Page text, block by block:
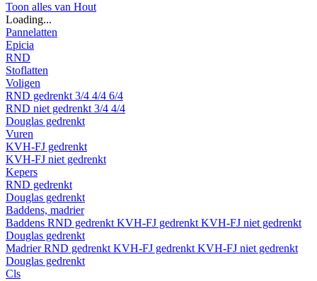
Toon alles van Hout
Loading...
Pannelatten
Epicia
RND
Stoflatten
Voligen
RND gedrenkt 3/4 4/4 6/4
RND niet gedrenkt 3/4 4/4
Douglas gedrenkt
Vuren
KVH-FJ gedrenkt
KVH-FJ niet gedrenkt
Kepers
RND gedrenkt
Douglas gedrenkt
Baddens, madrier
Baddens RND gedrenkt KVH-FJ gedrenkt KVH-FJ niet gedrenkt
Douglas gedrenkt
MadrierRND gedrenkt KVH-FJ gedrenkt KVH-FJ niet gedrenkt
Douglas gedrenkt
Cls